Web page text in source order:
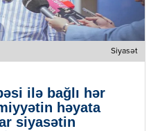
Siyasət
ilə bağlı hər
həyata
siyasətin